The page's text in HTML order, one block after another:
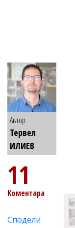
Автор
Тервел
ИЛИЕВ
11
Коментара
Сподели